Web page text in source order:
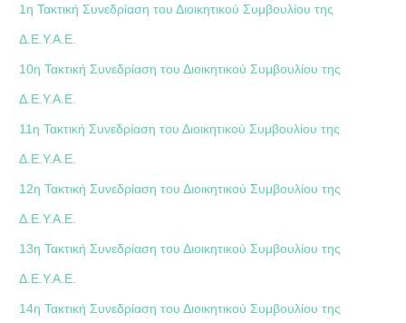
1η Τακτική Συνεδρίαση του Διοικητικού Συμβουλίου της
Δ.Ε.Υ.Α.Ε.
10η Τακτική Συνεδρίαση του Διοικητικού Συμβουλίου της
Δ.Ε.Υ.Α.Ε.
11η Τακτική Συνεδρίαση του Διοικητικού Συμβουλίου της
Δ.Ε.Υ.Α.Ε.
12η Τακτική Συνεδρίαση του Διοικητικού Συμβουλίου της
Δ.Ε.Υ.Α.Ε.
13η Τακτική Συνεδρίαση του Διοικητικού Συμβουλίου της
Δ.Ε.Υ.Α.Ε.
14η Τακτική Συνεδρίαση του Διοικητικού Συμβουλίου της